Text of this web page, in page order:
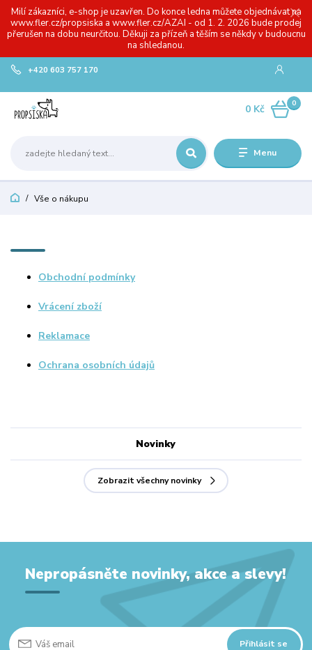
Milí zákazníci, e-shop je uzavřen. Do konce ledna můžete objednávat na
www.fler.cz/propsiska a www.fler.cz/AZAI - od 1. 2. 2026 bude prodej
přerušen na dobu neurčitou. Děkuji za přízeň a těším se někdy v budoucnu
na shledanou.
Menu
+420 603 757 170
0
0 Kč
Vše o nákupu
Novinky
Zobrazit všechny novinky
Obchodní podmínky
Vrácení zboží
Reklamace
Ochrana osobních údajů
Nepropásněte novinky, akce a slevy!
Přihlásit se